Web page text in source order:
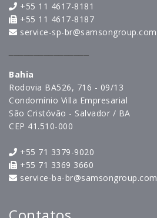
+55 11 4617-8181
+55 11 4617-8187
service-sp-br@samsongroup.com
Bahia
Rodovia BA526, 716 - 09/13
Condomínio Villa Empresarial
São Cristóvão - Salvador / BA
CEP 41.510-000
+55 71 3379-9020
+55 71 3369 3660
service-ba-br@samsongroup.com